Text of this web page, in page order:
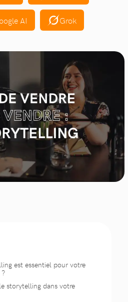
AI Grok
est essentiel pour votre
storytelling dans votre